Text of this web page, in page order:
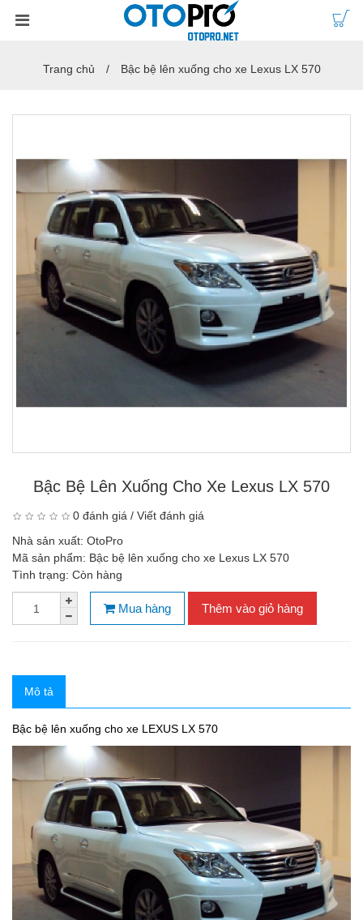
Trang chủ Bậc bệ lên xuống cho xe Lexus LX 570
Bậc Bệ Lên Xuống Cho Xe Lexus LX 570
0 đánh giá / Viết đánh giá
Nhà sản xuất: OtoPro
Mã sản phẩm: Bậc bệ lên xuống cho xe Lexus LX 570
Tình trạng: Còn hàng
Mua hàng Thêm vào giỏ hàng
Mô tả
Bậc bệ lên xuống cho xe LEXUS LX 570